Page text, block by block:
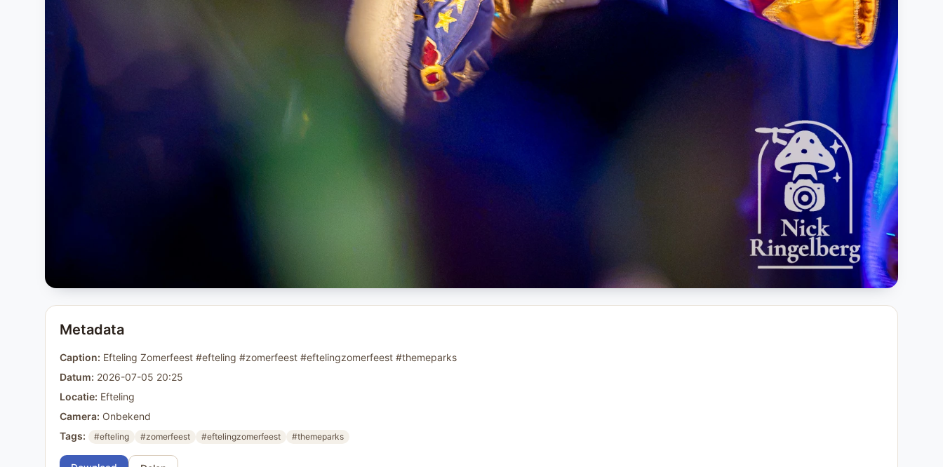
Metadata
Caption: Efteling Zomerfeest #efteling #zomerfeest #eftelingzomerfeest #themeparks
Datum: 2026-07-05 20:25
Locatie: Efteling
Camera: Onbekend
Tags:
#efteling #zomerfeest #eftelingzomerfeest #themeparks